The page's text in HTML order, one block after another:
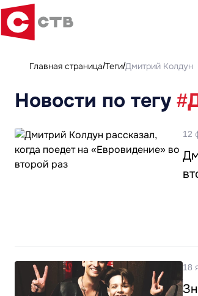
Главная страница Теги Дмитрий Колдун
Новости по тегу
12
18